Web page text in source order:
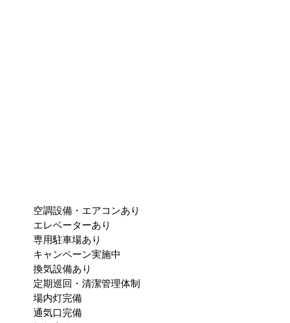
空調設備・エアコンあり
エレベーターあり
専用駐車場あり
キャンペーン実施中
換気設備あり
定期巡回・清潔管理体制
場内灯完備
通気口完備